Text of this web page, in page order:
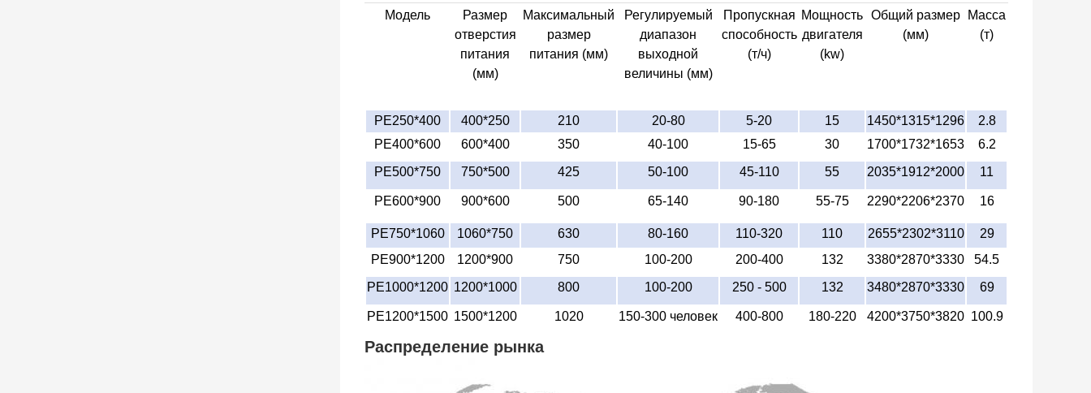
Модель
Размер
отверстия
питания
(мм)
Максимальный
размер
питания (мм)
Регулируемый
диапазон
выходной
величины (мм)
Пропускная
способность
(т/ч)
Мощность
двигателя
(kw)
Общий размер
(мм)
Масса
(т)
PE250*400 400*250 210 20-80 5-20 15 1450*1315*1296
2.8
PE400*600
600*400 350 40-100 15-65 30 1700*1732*1653
6.2
PE500*750
750*500 425 50-100 45-110 55 2035*1912*2000 11
PE600*900 900*600 500 65-140 90-180 55-75 2290*2206*2370 16
PE750*1060 1060*750 630 80-160 110-320 110 2655*2302*3110
29
PE900*1200
1200*900 750 100-200 200-400 132 3380*2870*3330
54.5
PE1000*1200 1200*1000 800 100-200 250 - 500 132 3480*2870*3330 69
PE1200*1500 1500*1200 1020 150-300 человек 400-800 180-220 4200*3750*3820 100.9
Распределение рынка